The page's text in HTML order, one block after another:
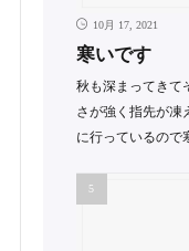
10月 17, 2021
寒いです
秋も深まってきて
さが強く指先が凍
に行っているので